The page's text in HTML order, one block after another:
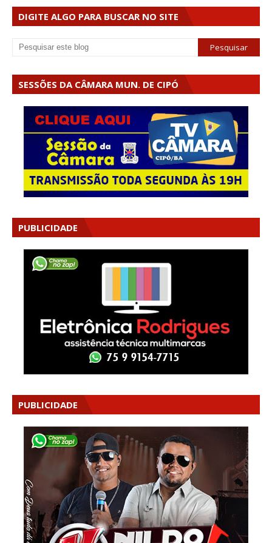
DIGITE ALGO PARA BUSCAR NO SITE
SESSÕES DA CÂMARA MUN. DE CIPÓ
PUBLICIDADE
PUBLICIDADE